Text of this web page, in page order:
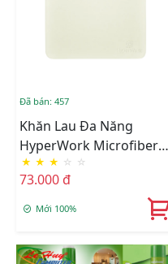
Đã bán: 457
Khăn Lau Đa Năng
HyperWork Microfiber
HC-01
★ ★ ★ ☆ ☆
73.000 đ
Mới 100%